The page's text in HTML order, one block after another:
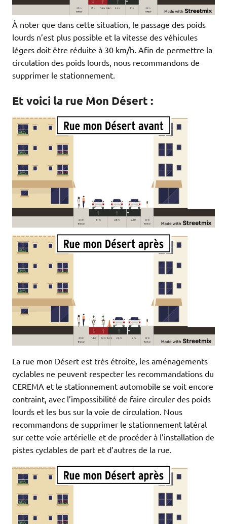
À noter que dans cette situation, le passage des poids
lourds n’est plus possible et la vitesse des véhicules
légers doit être réduite à 30 km/h. Afin de permettre la
circulation des poids lourds, nous recommandons de
supprimer le stationnement.
Et voici la rue Mon Désert :
La rue mon Désert est très étroite, les aménagements
cyclables ne peuvent respecter les recommandations du
CEREMA et le stationnement automobile se voit encore
contraint, avec l’impossibilité de faire circuler des poids
lourds et les bus sur la voie de circulation. Nous
recommandons de supprimer le stationnement latéral
sur cette voie artérielle et de procéder à l’installation de
pistes cyclables de part et d’autres de la rue.